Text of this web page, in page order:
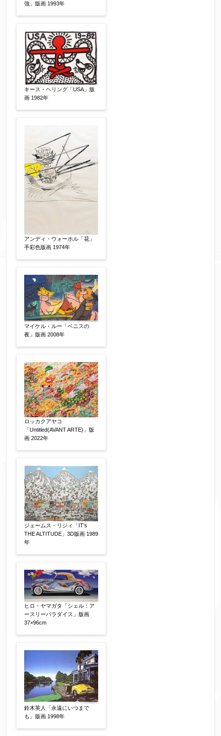
個人情報の取扱いについて、同意の上送信しま
す。（確認画面は表示されません）
※データはSSL(Secure Sockets Layer)通信によ
強」版画 1993年
キース・ヘリング「USA」版
画 1982年
アンディ・ウォーホル「花」
手彩色版画 1974年
マイケル・ルー「ベニスの
夜」版画 2008年
ロッカクアヤコ
「Untitled(AVANT ARTE)」版
画 2022年
ジェームス・リジィ「IT’s
THE ALTITUDE」3D版画 1989
年
ヒロ・ヤマガタ「シェル：ア
ースリーパラダイス」版画
37×96cm
鈴木英人「永遠にいつまで
も」版画 1998年